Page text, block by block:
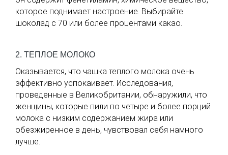
которое поднимает настроение. Выбирайте
шоколад с 70 или более процентами какао.
2. ТЕПЛОЕ МОЛОКО
Оказывается, что чашка теплого молока очень
эффективно успокаивает. Исследования,
проведенные в Великобритании, обнаружили, что
женщины, которые пили по четыре и более порций
молока с низким содержанием жира или
обезжиренное в день, чувствовал себя намного
лучше.